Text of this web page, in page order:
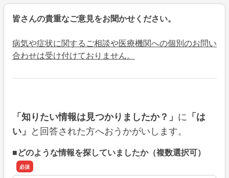
皆さんの貴重なご意見をお聞かせください。
病気や症状に関するご相談や医療機関への個別のお問い
合わせは受け付けておりません。
「知りたい情報は見つかりましたか？」 に 「は
い」 と回答された方へおうかがいします。
■どのような情報を探していましたか（複数選択可）